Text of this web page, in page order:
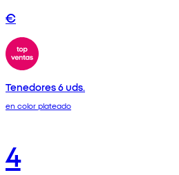
€
Tenedores 6 uds.
en color plateado
4